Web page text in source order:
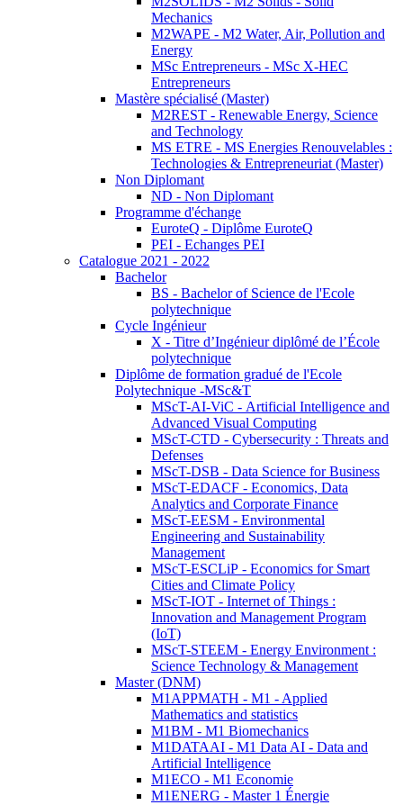
Mechanics
M2WAPE - M2 Water, Air, Pollution and
Energy
MSc Entrepreneurs - MSc X-HEC
Entrepreneurs
Mastère spécialisé (Master)
M2REST - Renewable Energy, Science
and Technology
MS ETRE - MS Energies Renouvelables :
Technologies & Entrepreneuriat (Master)
Non Diplomant
ND - Non Diplomant
Programme d'échange
EuroteQ - Diplôme EuroteQ
PEI - Echanges PEI
Catalogue 2021 - 2022
Bachelor
BS - Bachelor of Science de l'Ecole
polytechnique
Cycle Ingénieur
X - Titre d’Ingénieur diplômé de l’École
polytechnique
Diplôme de formation gradué de l'Ecole
Polytechnique -MSc&T
MScT-AI-ViC - Artificial Intelligence and
Advanced Visual Computing
MScT-CTD - Cybersecurity : Threats and
Defenses
MScT-DSB - Data Science for Business
MScT-EDACF - Economics, Data
Analytics and Corporate Finance
MScT-EESM - Environmental
Engineering and Sustainability
Management
MScT-ESCLiP - Economics for Smart
Cities and Climate Policy
MScT-IOT - Internet of Things :
Innovation and Management Program
(IoT)
MScT-STEEM - Energy Environment :
Science Technology & Management
Master (DNM)
M1APPMATH - M1 - Applied
Mathematics and statistics
M1BM - M1 Biomechanics
M1DATAAI - M1 Data AI - Data and
Artificial Intelligence
M1ECO - M1 Economie
M1ENERG - Master 1 Énergie